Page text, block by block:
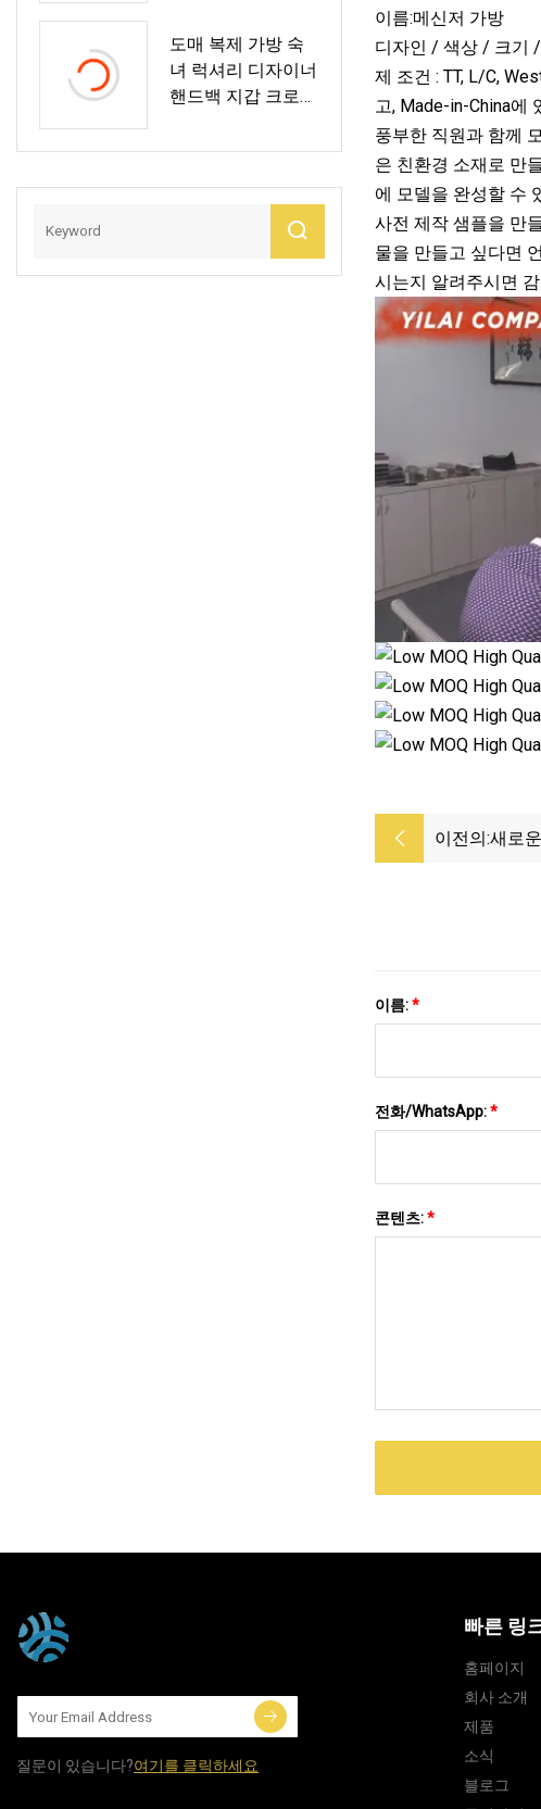
방
도매 복제 가방 숙
녀 럭셔리 디자이너
핸드백 지갑 크로스
방
이름:메신저 가방
디자인 / 색상 / 크기 /
제 조건 : TT, L/C,
고, Made-in-China에
풍부한 직원과 함께
은 친환경 소재로 만
에 모델을 완성할 수
사전 제작 샘플을 만
물을 만들고 싶다면
시는지 알려주시면
이전의:새로
이름:*
전화/WhatsApp:*
콘텐츠:*
질문이 있습니다?여기를 클릭하세요
빠른 링
홈페이지
회사 소개
제품
소식
블로그